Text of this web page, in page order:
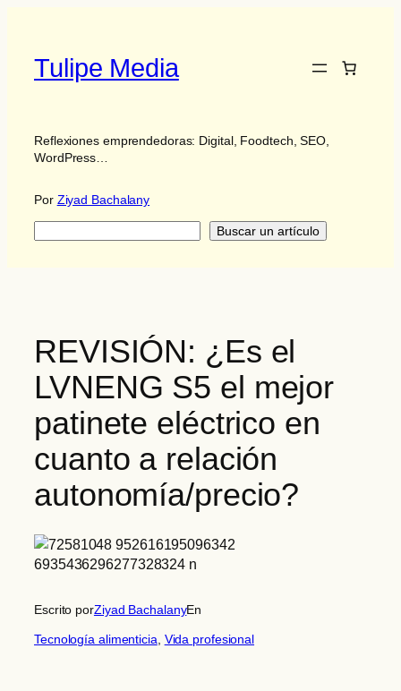
contenido
Tulipe Media
Reflexiones emprendedoras: Digital, Foodtech, SEO,
WordPress…
Por Ziyad Bachalany
Buscar un artículo
REVISIÓN: ¿Es el
LVNENG S5 el mejor
patinete eléctrico en
cuanto a relación
autonomía/precio?
Escrito porZiyad BachalanyEn
Tecnología alimenticia Vida profesional